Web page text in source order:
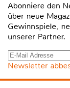
Abonniere den
über neue
Gewinnspiele,
unserer Partner.
Newsletter